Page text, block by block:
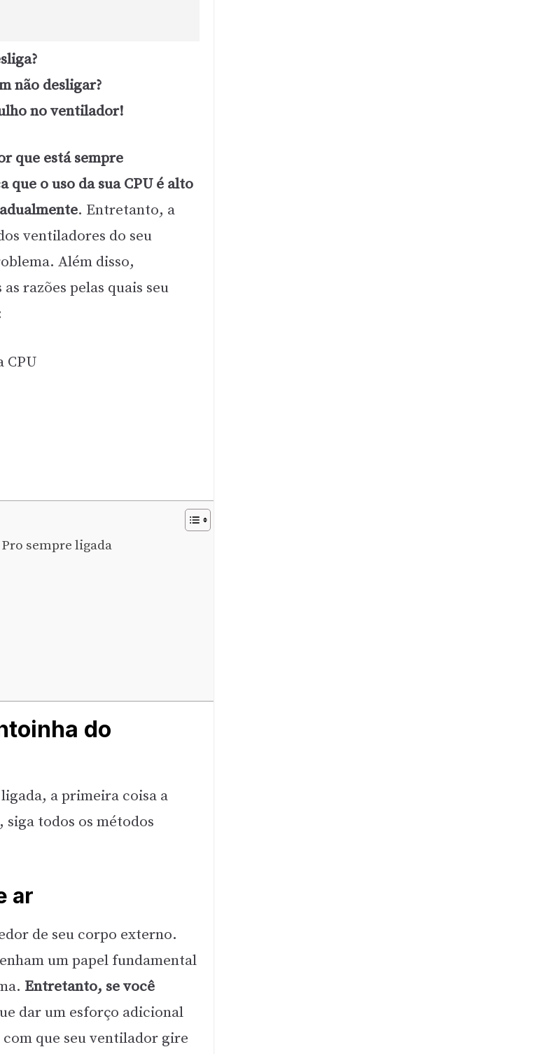
não desligar?
no ventilador!
que está sempre
o uso da sua CPU é alto
. Entretanto, a
ventiladores do seu
Além disso,
razões pelas quais seu
CPU
sempre ligada
do
a primeira coisa a
todos os métodos
ar
de seu corpo externo.
um papel fundamental
Entretanto, se você
dar um esforço adicional
que seu ventilador gire